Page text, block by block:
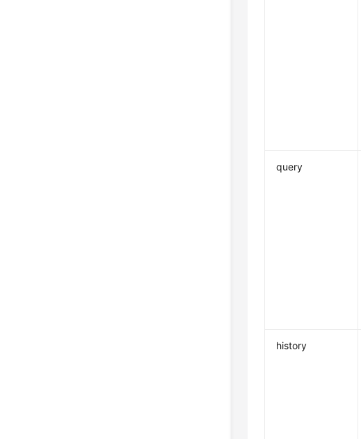
query
history